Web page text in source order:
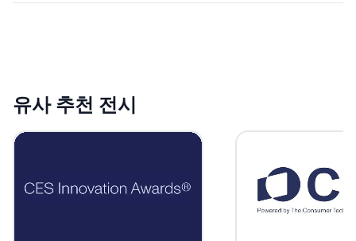
유사 추천 전시